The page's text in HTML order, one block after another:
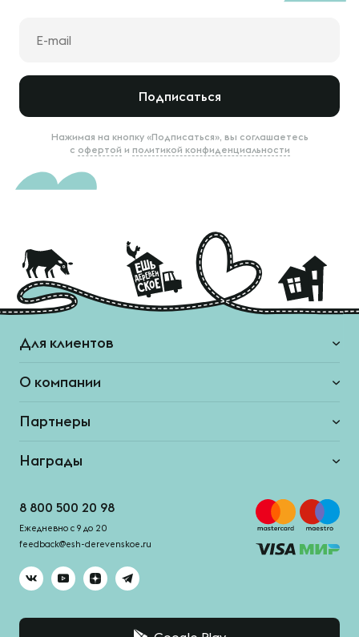
Подписаться
Нажимая на кнопку «Подписаться», вы соглашаетесь
с офертой и политикой конфиденциальности
Для клиентов
О компании
Партнеры
Награды
8 800 500 20 98
Ежедневно с 9 до 20
feedback@esh-derevenskoe.ru